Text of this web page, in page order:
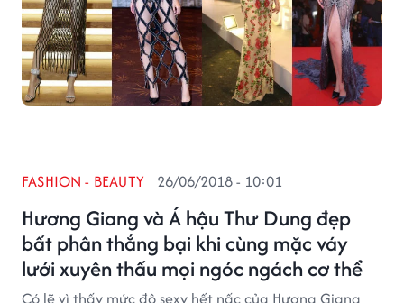
Hương Giang và Á hậu Thư Dung đẹp
bất phân thắng bại khi cùng mặc váy
lưới xuyên thấu mọi ngóc ngách cơ thể
FASHION - BEAUTY 26/06/2018 - 10:01
Có lẽ vì thấy mức độ sexy hết nấc của Hương Giang